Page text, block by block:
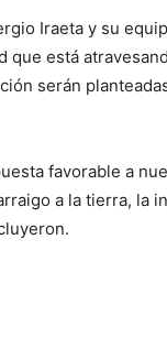
Iraeta y su
está
serán
favorable a
a la tierra, la